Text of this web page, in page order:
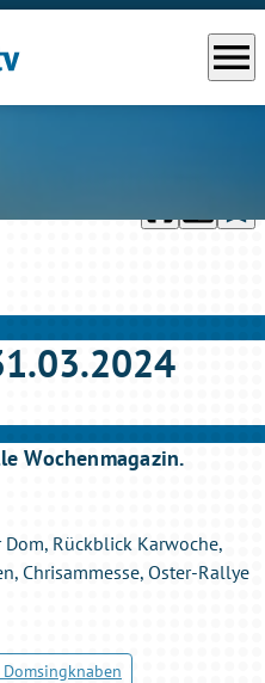
menu
Wochenmagazin.
Rückblick Karwoche,
Chrisammesse, Oster-Rallye